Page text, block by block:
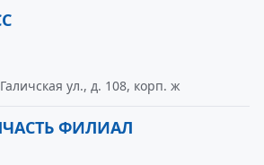
ул., д. 108, корп. ж
ФИЛИАЛ